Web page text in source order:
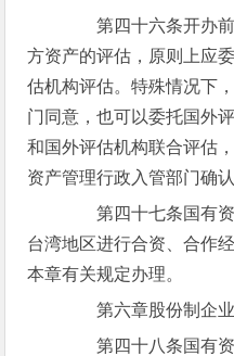
第四十六条开办前
方资产的评估，原则上应
估机构评估。特殊情况下
门同意，也可以委托国外
和国外评估机构联合评估
资产管理行政入管部门确认
第四十七条国有资
台湾地区进行合资、合作
本章有关规定办理。
第六章股份制企业
第四十八条国有资